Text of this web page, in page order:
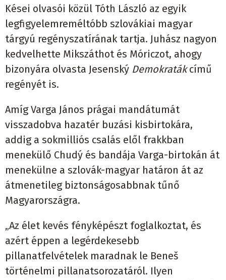
Kései olvasói közül Tóth László az egyik
legfigyelemreméltóbb szlovákiai magyar
tárgyú regényszatírának tartja. Juhász nagyon
kedvelhette Mikszáthot és Móriczot, ahogy
bizonyára olvasta Jesenský Demokratákcímű
regényét is.
Amíg Varga János prágai mandátumát
visszadobva hazatér buzási kisbirtokára,
addig a sokmilliós csalás elől frakkban
menekülő Chudý és bandája Varga-birtokán át
menekülne a szlovák-magyar határon át az
átmenetileg biztonságosabbnak tűnő
Magyarországra.
„Az élet kevés fényképészt foglalkoztat, és
azért éppen a legérdekesebb
pillanatfelvételek maradnak le Beneš
történelmi pillanatsorozatáról. Ilyen